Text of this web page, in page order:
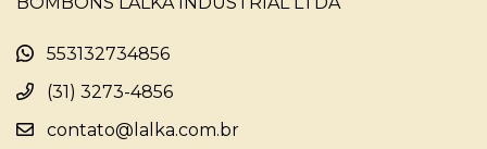
553132734856
(31) 3273-4856
contato@lalka.com.br